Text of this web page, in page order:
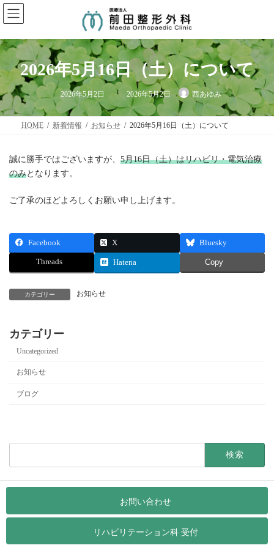
コ
ン
テ
ン
ツ
ス
ッ
プ
ナ
ビ
ゲ
ー
シ
ン
移
動
2026年5月16日（土）について
2026年5月2日
最
終
更
新
日
時
2026年5月2日 西あゆみ
HOME 新着情報 お知らせ 2026年5月16日（土）について
誠に勝手ではございますが、 5月16日（土）はリハビリ・電気治療
のみとなります。
ご了承のほどよろしくお願い申し上げます。
Facebook X Bluesky
Threads Hatena Copy
カテゴリー お知らせ
カテゴリー
Uncategorized
お知らせ
ブログ
プライバシーポリシー
お問い合わせ
リハビリテーション科 受付